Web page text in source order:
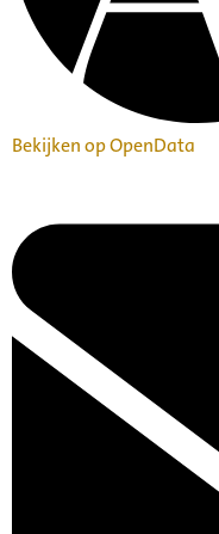
Bekijken op OpenData